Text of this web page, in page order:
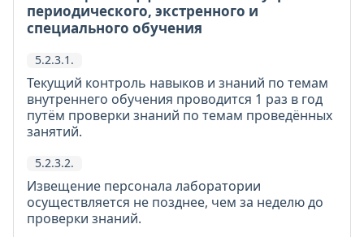
периодического, экстренного и
специального обучения
5.2.3.1.
Текущий контроль навыков и знаний по темам
внутреннего обучения проводится 1 раз в год
путём проверки знаний по темам проведённых
занятий.
5.2.3.2.
Извещение персонала лаборатории
осуществляется не позднее, чем за неделю до
проверки знаний.